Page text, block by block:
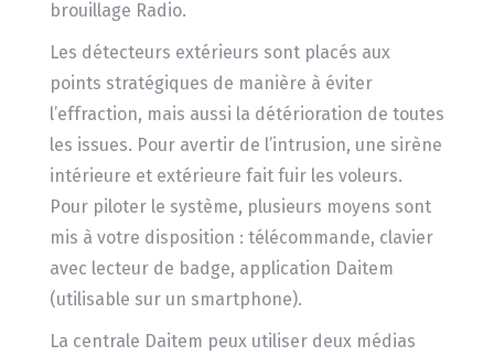
brouillage Radio.
Les détecteurs extérieurs sont placés aux
points stratégiques de manière à éviter
l’effraction, mais aussi la détérioration de toutes
les issues. Pour avertir de l’intrusion, une sirène
intérieure et extérieure fait fuir les voleurs.
Pour piloter le système, plusieurs moyens sont
mis à votre disposition : télécommande, clavier
avec lecteur de badge, application Daitem
(utilisable sur un smartphone).
La centrale Daitem peux utiliser deux médias